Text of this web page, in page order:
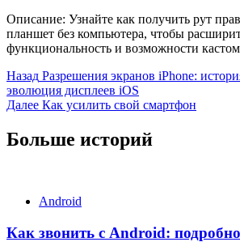
Описание: Узнайте как получить рут
планшет без компьютера, чтобы
функциональность и возможности
Продолжить
чтение
Назад Разрешения экранов iPhone:
эволюция дисплеев iOS
Далее Как усилить свой смартфон
Больше историй
Android
Как звонить с Android: